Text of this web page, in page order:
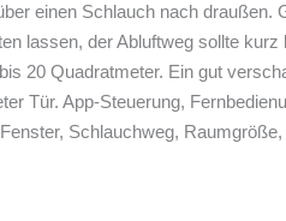
einen Schlauch nach draußen.
lassen, der Abluftweg sollte
20 Quadratmeter. Ein gut
Tür. App-Steuerung,
Schlauchweg,